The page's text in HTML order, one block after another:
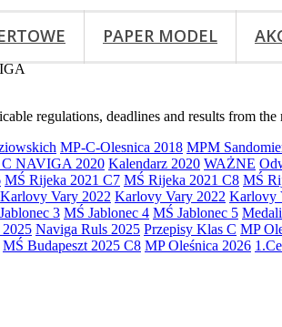
PAPER MODEL
regulations, deadlines and results from
MP-C-Olesnica 2018 MPM
C NAVIGA 2020 Kalendarz 2020 WAŻNE
MŚ Rijeka 2021 C7 MŚ Rijeka 2021 C8 MŚ
Karlovy Vary 2022 Karlovy Vary 2022 Karlovy
3 MŚ Jablonec 4 MŚ Jablonec 5
Naviga Ruls 2025 Przepisy Klas C MP
MŚ Budapeszt 2025 C8 MP Oleśnica 2026